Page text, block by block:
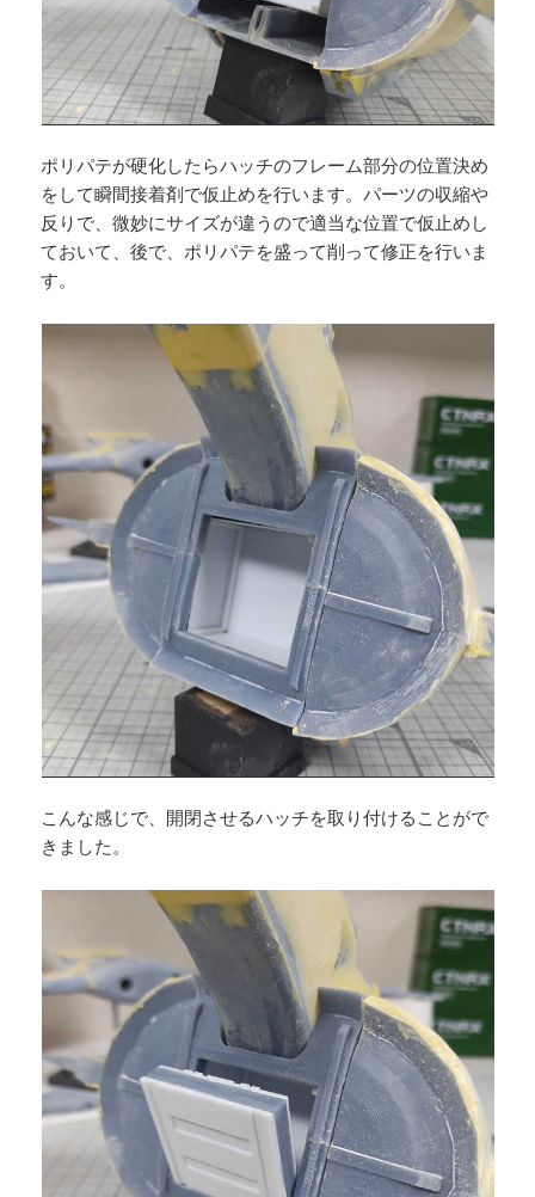
ポリパテが硬化したらハッチのフレーム部分の位置決め
をして瞬間接着剤で仮止めを行います。パーツの収縮や
反りで、微妙にサイズが違うので適当な位置で仮止めし
ておいて、後で、ポリパテを盛って削って修正を行いま
す。
こんな感じで、開閉させるハッチを取り付けることがで
きました。